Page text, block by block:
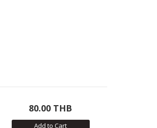
80.00 THB
Add to Cart